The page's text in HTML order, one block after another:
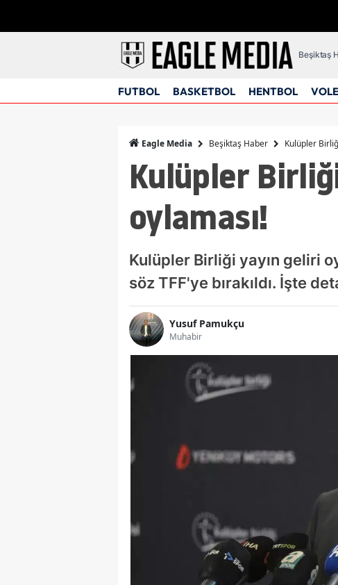
Beşiktaş
FUTBOL BASKETBOL HENTBOL
Eagle Media Beşiktaş Haber Kulüpler
Kulüpler
oylaması!
Kulüpler Birliği yayın geliri
söz TFF'ye bırakıldı. İşte
Yusuf Pamukçu
Muhabir